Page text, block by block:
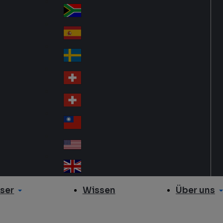
va
kia
So
uth
Af
ric
a
Sp
ain
Sw
ed
en
Sw
itz
erl
an
d
Sw
itz
erl
an
d
wa
n
A
Un
ite Wissen Über uns